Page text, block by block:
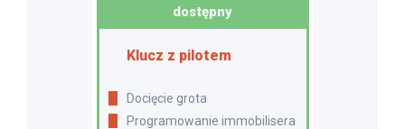
dostępny
Klucz z pilotem
Docięcie grota
Programowanie immobilisera